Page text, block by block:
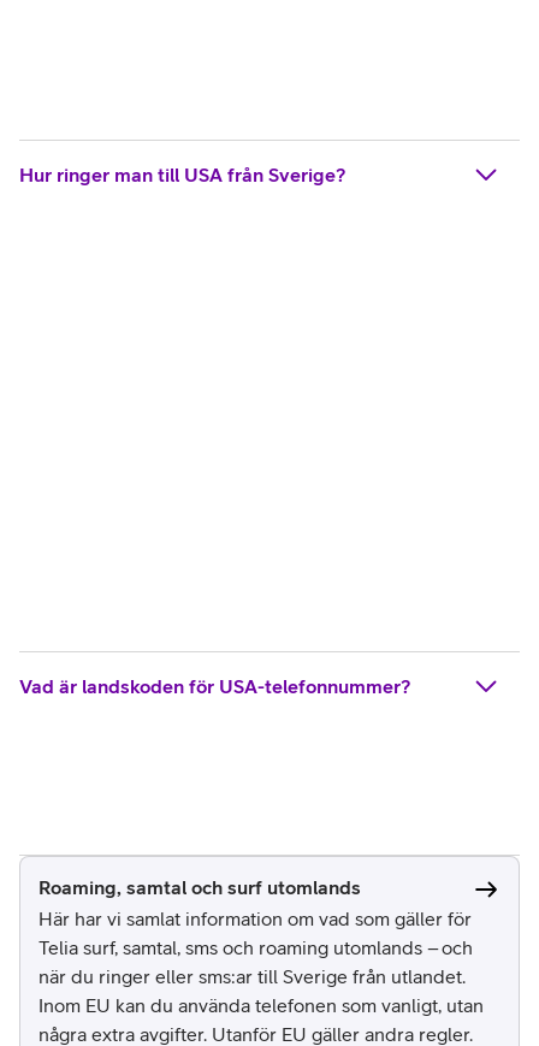
Hur ringer man till USA från Sverige?
Vad är landskoden för USA-telefonnummer?
Roaming, samtal och surf utomlands
Här har vi samlat information om vad som gäller för
Telia surf, samtal, sms och roaming utomlands – och
när du ringer eller sms:ar till Sverige från utlandet.
Inom EU kan du använda telefonen som vanligt, utan
några extra avgifter. Utanför EU gäller andra regler.